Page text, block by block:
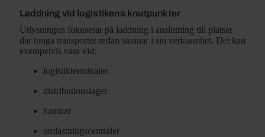
Laddning vid logistikens knutpunkter
Utlysningen fokuserar på laddning i anslutning till platser
där tunga transporter redan stannar i sin verksamhet. Det kan
exempelvis vara vid:
logistikterminaler
distributionslager
hamnar
omlastningscentraler